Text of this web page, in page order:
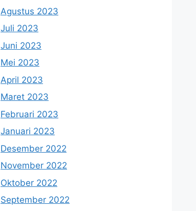
Agustus 2023
Juli 2023
Juni 2023
Mei 2023
April 2023
Maret 2023
Februari 2023
Januari 2023
Desember 2022
November 2022
Oktober 2022
September 2022